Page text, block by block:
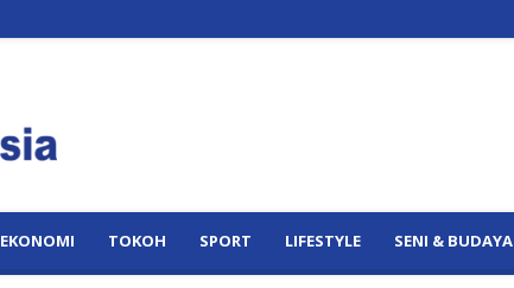
EKONOMI TOKOH SPORT LIFESTYLE SENI & BUDAYA